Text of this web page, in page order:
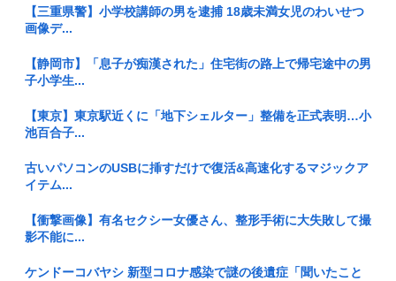
【三重県警】小学校講師の男を逮捕 18歳未満女児のわいせつ
画像デ...
【静岡市】「息子が痴漢された」住宅街の路上で帰宅途中の男
子小学生...
【東京】東京駅近くに「地下シェルター」整備を正式表明…小
池百合子...
古いパソコンのUSBに挿すだけで復活&高速化するマジックア
イテム...
【衝撃画像】有名セクシー女優さん、整形手術に大失敗して撮
影不能に...
ケンドーコバヤシ 新型コロナ感染で謎の後遺症「聞いたこと